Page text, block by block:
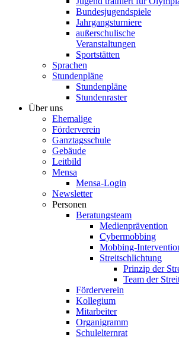
Bundesjugendspiele
Jahrgangsturniere
außerschulische
Veranstaltungen
Sportstätten
Sprachen
Stundenpläne
Stundenpläne
Stundenraster
Über uns
Ehemalige
Förderverein
Ganztagsschule
Gebäude
Leitbild
Mensa
Mensa-Login
Newsletter
Personen
Beratungsteam
Medienprävention
Cybermobbing
Mobbing-
Streitschlichtung
Prinzip der
Team der
Förderverein
Kollegium
Mitarbeiter
Organigramm
Schulelternrat